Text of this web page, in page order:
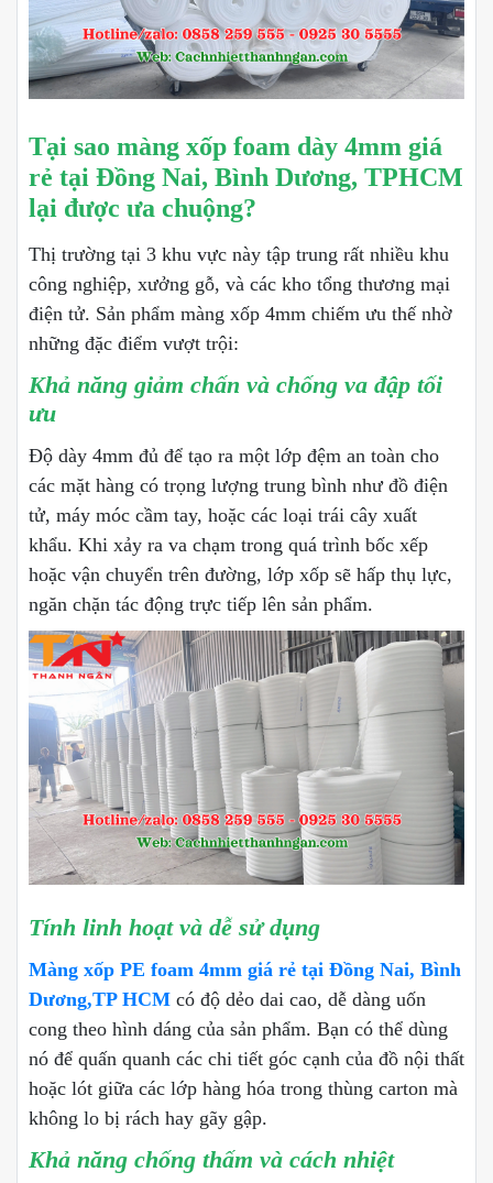
Tại sao màng xốp foam dày 4mm giá
rẻ tại Đồng Nai, Bình Dương, TPHCM
lại được ưa chuộng?
Thị trường tại 3 khu vực này tập trung rất nhiều khu
công nghiệp, xưởng gỗ, và các kho tổng thương mại
điện tử. Sản phẩm màng xốp 4mm chiếm ưu thế nhờ
những đặc điểm vượt trội:
Khả năng giảm chấn và chống va đập tối
ưu
Độ dày 4mm đủ để tạo ra một lớp đệm an toàn cho
các mặt hàng có trọng lượng trung bình như đồ điện
tử, máy móc cầm tay, hoặc các loại trái cây xuất
khẩu. Khi xảy ra va chạm trong quá trình bốc xếp
hoặc vận chuyển trên đường, lớp xốp sẽ hấp thụ lực,
ngăn chặn tác động trực tiếp lên sản phẩm.
Tính linh hoạt và dễ sử dụng
Màng xốp PE foam 4mm giá rẻ tại Đồng Nai, Bình
Dương,TP HCM có độ dẻo dai cao, dễ dàng uốn
cong theo hình dáng của sản phẩm. Bạn có thể dùng
nó để quấn quanh các chi tiết góc cạnh của đồ nội thất
hoặc lót giữa các lớp hàng hóa trong thùng carton mà
không lo bị rách hay gãy gập.
Khả năng chống thấm và cách nhiệt